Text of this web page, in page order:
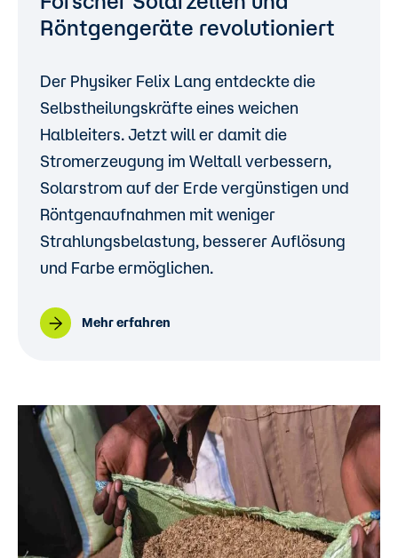
Röntgengeräte revolutioniert
Der Physiker Felix Lang entdeckte die
Selbstheilungskräfte eines weichen
Halbleiters. Jetzt will er damit die
Stromerzeugung im Weltall verbessern,
Solarstrom auf der Erde vergünstigen und
Röntgenaufnahmen mit weniger
Strahlungsbelastung, besserer Auflösung
und Farbe ermöglichen.
Mehr erfahren